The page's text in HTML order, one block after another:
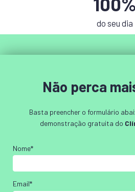
do seu dia
Não perca
Basta preencher o formulário
demonstração gratuita do
Nome*
Email*